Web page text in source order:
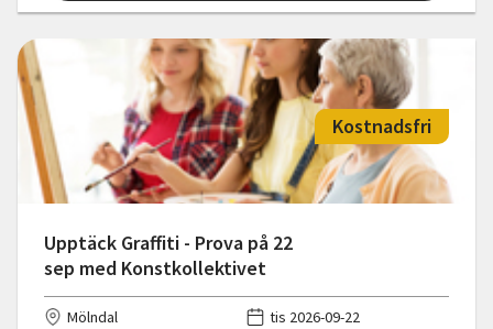
Upptäck Graffiti - Prova på 22
sep med Konstkollektivet
Kostnadsfri
Mölndal
tis 2026-09-22